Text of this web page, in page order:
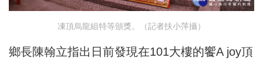
凍頂烏龍組特等頒獎。（記者扶小萍攝）
鄉長陳翰立指出日前發現在101大樓的饗A joy頂